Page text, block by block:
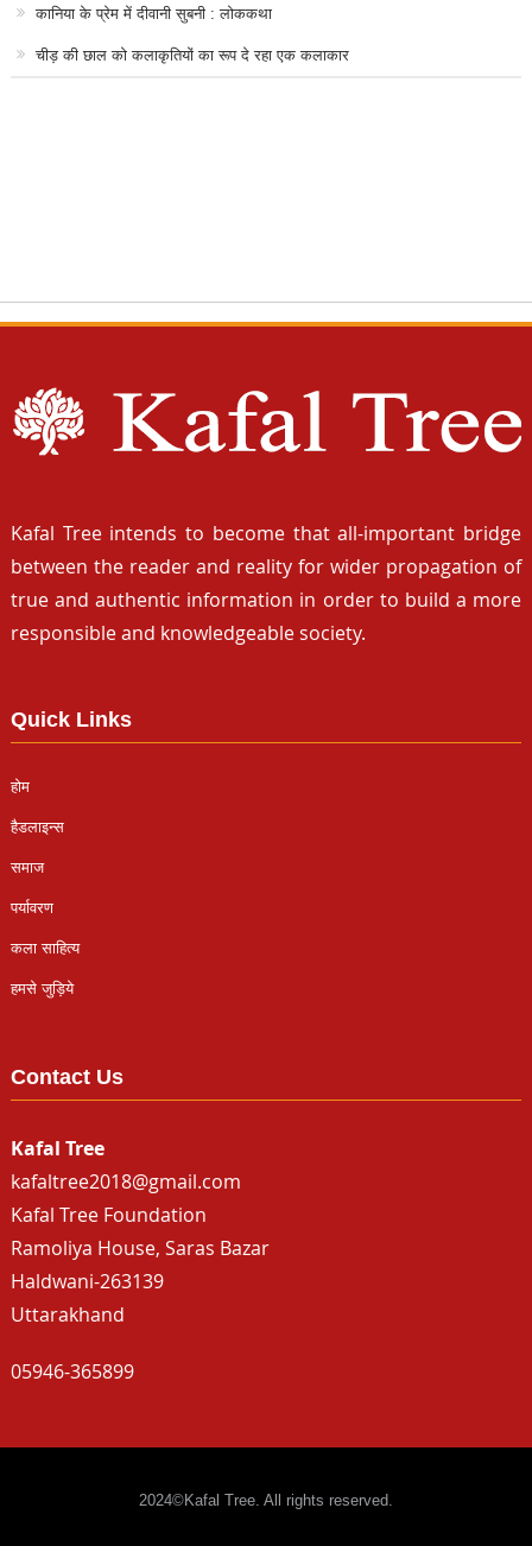
कानिया के प्रेम में दीवानी सुबनी : लोककथा
चीड़ की छाल को कलाकृतियों का रूप दे रहा एक कलाकार
Kafal Tree intends to become that all-important bridge
between the reader and reality for wider propagation of
true and authentic information in order to build a more
responsible and knowledgeable society.
Quick Links
होम
हैडलाइन्स
समाज
पर्यावरण
कला साहित्य
हमसे जुड़िये
Contact Us
Kafal Tree
kafaltree2018@gmail.com
Kafal Tree Foundation
Ramoliya House, Saras Bazar
Haldwani-263139
Uttarakhand
05946-365899
2024©Kafal Tree. All rights reserved.